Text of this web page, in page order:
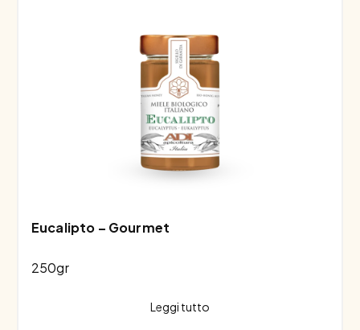
Eucalipto – Gourmet
250gr
Leggi tutto